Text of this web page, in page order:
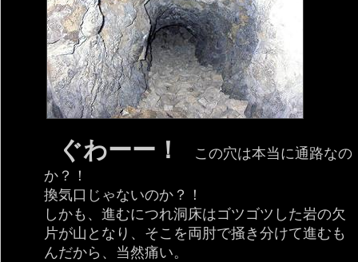
ぐわーー！
この穴は本当に通路なの
か？！
換気口じゃないのか？！
しかも、進むにつれ洞床はゴツゴツした岩の欠
片が山となり、そこを両肘で掻き分けて進むも
んだから、当然痛い。